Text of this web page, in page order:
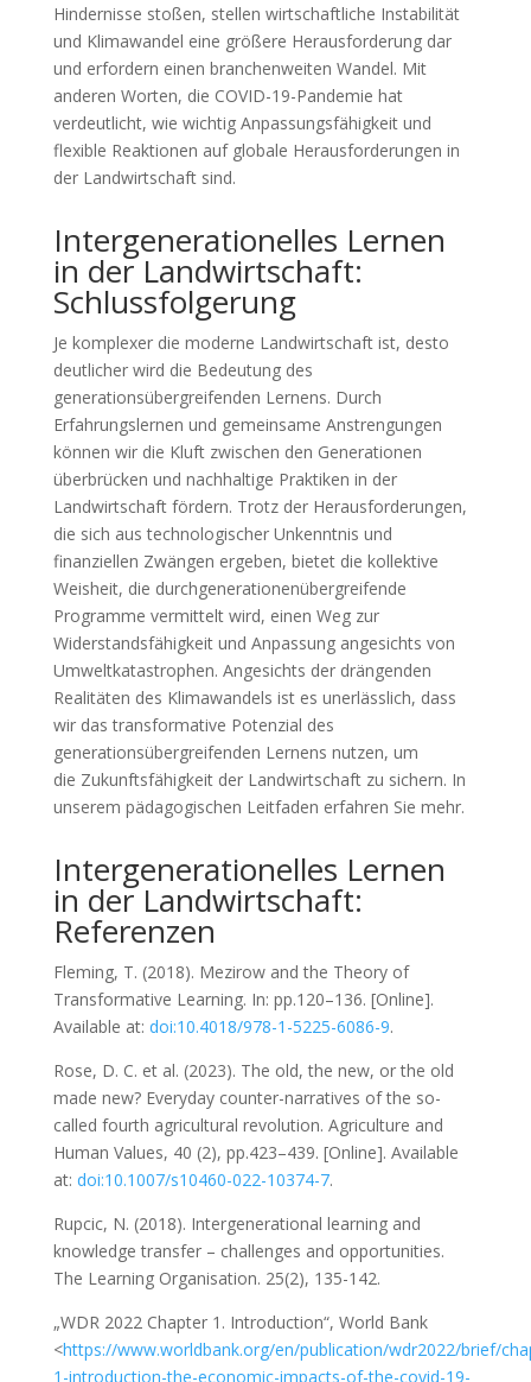
Hindernisse stoßen, stellen wirtschaftliche Instabilität
und Klimawandel eine größere Herausforderung dar
und erfordern einen branchenweiten Wandel. Mit
anderen Worten, die COVID-19-Pandemie hat
verdeutlicht, wie wichtig Anpassungsfähigkeit und
flexible Reaktionen auf globale Herausforderungen in
der Landwirtschaft sind.
Intergenerationelles Lernen
in der Landwirtschaft:
Schlussfolgerung
Je komplexer die moderne Landwirtschaft ist, desto
deutlicher wird die Bedeutung des
generationsübergreifenden Lernens. Durch
Erfahrungslernen und gemeinsame Anstrengungen
können wir die Kluft zwischen den Generationen
überbrücken und nachhaltige Praktiken in der
Landwirtschaft fördern. Trotz der Herausforderungen,
die sich aus technologischer Unkenntnis und
finanziellen Zwängen ergeben, bietet die kollektive
Weisheit, die durchgenerationenübergreifende
Programme vermittelt wird, einen Weg zur
Widerstandsfähigkeit und Anpassung angesichts von
Umweltkatastrophen. Angesichts der drängenden
Realitäten des Klimawandels ist es unerlässlich, dass
wir das transformative Potenzial des
generationsübergreifenden Lernens nutzen, um
die Zukunftsfähigkeit der Landwirtschaft zu sichern. In
unserem pädagogischen Leitfaden erfahren Sie mehr.
Intergenerationelles Lernen
in der Landwirtschaft:
Referenzen
Fleming, T. (2018). Mezirow and the Theory of
Transformative Learning. In: pp.120–136. [Online].
Available at: doi:10.4018/978-1-5225-6086-9.
Rose, D. C. et al. (2023). The old, the new, or the old
made new? Everyday counter-narratives of the so-
called fourth agricultural revolution. Agriculture and
Human Values, 40 (2), pp.423–439. [Online]. Available
at: doi:10.1007/s10460-022-10374-7.
Rupcic, N. (2018). Intergenerational learning and
knowledge transfer – challenges and opportunities.
The Learning Organisation. 25(2), 135-142.
„WDR 2022 Chapter 1. Introduction“, World Bank
<https://www.worldbank.org/en/publication/wdr2022/brief/
1-introduction-the-economic-impacts-of-the-covid-19-